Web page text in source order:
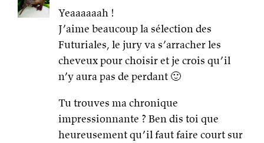
Yeaaaaaah !
J’aime beaucoup la sélection des
Futuriales, le jury va s’arracher les
cheveux pour choisir et je crois qu’il
n’y aura pas de perdant 🙂
Tu trouves ma chronique
impressionnante ? Ben dis toi que
heureusement qu’il faut faire court sur